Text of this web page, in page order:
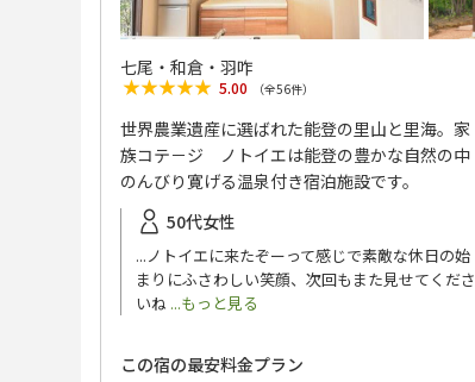
七尾・和倉・羽咋
★★★★★
★★★★★ 5.00 （全56件）
世界農業遺産に選ばれた能登の里山と里海。家
族コテ－ジ ノトイエは能登の豊かな自然の中
のんびり寛げる温泉付き宿泊施設です。
50代女性
...ノトイエに来たぞーって感じで素敵な休日の始
まりにふさわしい笑顔、次回もまた見せてくださ
いね ...もっと見る
この宿の最安料金プラン